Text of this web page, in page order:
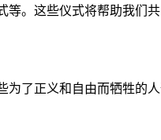
。这些仪式将帮助我们
了正义和自由而牺牲的人